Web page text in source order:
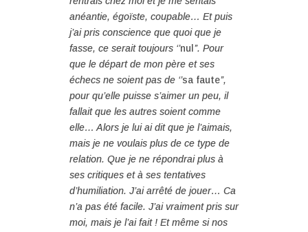
anéantie, égoïste, coupable… Et puis
j’ai pris conscience que quoi que je
fasse, ce serait toujours ‘’nul ’’. Pour
que le départ de mon père et ses
échecs ne soient pas de ‘’sa faute’’,
pour qu’elle puisse s’aimer un peu, il
fallait que les autres soient comme
elle… Alors je lui ai dit que je l’aimais,
mais je ne voulais plus de ce type de
relation. Que je ne répondrai plus à
ses critiques et à ses tentatives
d’humiliation. J’ai arrêté de jouer… Ca
n’a pas été facile. J’ai vraiment pris sur
moi, mais je l’ai fait ! Et même si nos